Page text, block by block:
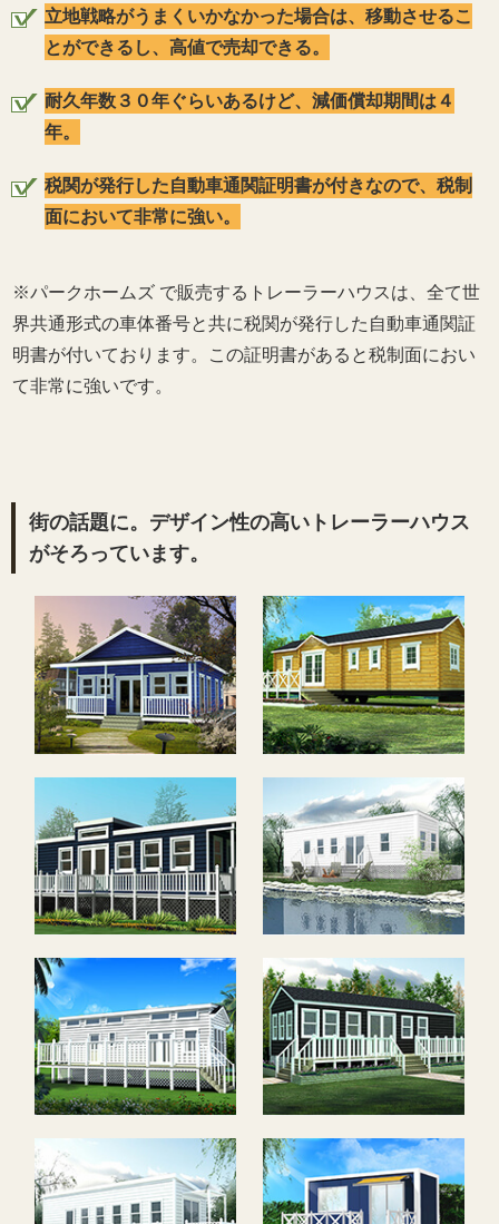
立地戦略がうまくいかなかった場合は、移動させるこ
とができるし、高値で売却できる。
耐久年数３０年ぐらいあるけど、減価償却期間は４
年。
税関が発行した自動車通関証明書が付きなので、税制
面において非常に強い。
※パークホームズ で販売するトレーラーハウスは、全て世
界共通形式の車体番号と共に税関が発行した自動車通関証
明書が付いております。この証明書があると税制面におい
て非常に強いです。
街の話題に。デザイン性の高いトレーラーハウス
がそろっています。